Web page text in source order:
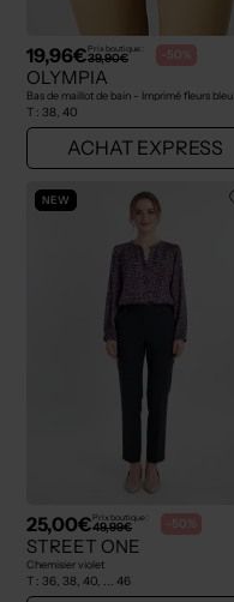
19,96€Prix boutique :
39,90€ -50%
OLYMPIA
Bas de maillot de bain - Imprimé fleurs bleu
T : 38, 40
ACHAT EXPRESS
NEW
25,00€Prix boutique :
49,99€ -50%
STREET ONE
Chemisier violet
T : 36, 38, 40, ... 46